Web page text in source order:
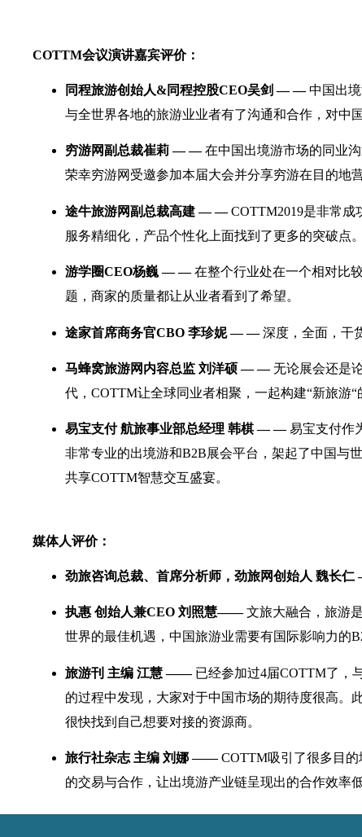
COTTM会议演讲嘉宾评价：
同程旅游创始人&同程控股CEO吴剑 — —中国出
与全世界各地的旅游业业者有了沟通和合作，对中
穷游网副总裁崔莉 — —在中国出境游市场的同业
荣幸穷游网受邀参加本届大会并分享穷游在目的地
途牛旅游网副总裁高建 — —COTTM2019是非常
服务精细化，产品个性化上面找到了更多的突破点
游学圈CEO杨巍 — —在整个行业处在一个相对比
题，商家的质量都让从业者看到了希望。
途家首席商务官CBO 李珍妮 — —深度，全面，干
马蜂窝旅游网内容总监 刘洋硕 — —无论展会还是
代，COTTM让全球同业者相聚，一起构建“新旅游
易宝支付 航旅事业部总经理 韩棋 — —易宝支付作
非常专业的出境游和B2B展会平台，架起了中国与
共享COTTM智慧交互盛宴。
媒体人评价：
劲旅咨询总裁、首席分析师，劲旅网创始人 魏长
执惠 创始人兼CEO 刘照慧——文旅大融合，旅游
世界的最佳机遇，中国旅游业需要有国际影响力的
旅游刊 主编 江慧 ——已经参加过4届COTTM了，
的过程中发现，大家对于中国市场的期待度很高。
很快找到自己想要对接的资源商。
旅行社杂志 主编 刘娜 ——COTTM吸引了很多目的
的交易与合作，让出境游产业链呈现出的合作效率